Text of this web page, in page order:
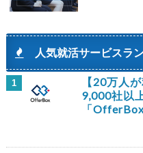
人気就活サービスラ
1
【20万人
9,000社以
「OfferBox